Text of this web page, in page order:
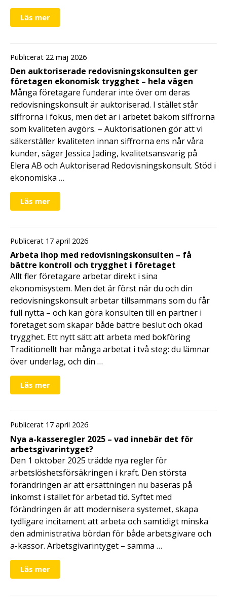
Läs mer
Publicerat 22 maj 2026
Den auktoriserade redovisningskonsulten ger
företagen ekonomisk trygghet – hela vägen
Många företagare funderar inte över om deras
redovisningskonsult är auktoriserad. I stället står
siffrorna i fokus, men det är i arbetet bakom siffrorna
som kvaliteten avgörs. – Auktorisationen gör att vi
säkerställer kvaliteten innan siffrorna ens når våra
kunder, säger Jessica Jading, kvalitetsansvarig på
Elera AB och Auktoriserad Redovisningskonsult. Stöd i
ekonomiska …
Läs mer
Publicerat 17 april 2026
Arbeta ihop med redovisningskonsulten – få
bättre kontroll och trygghet i företaget
Allt fler företagare arbetar direkt i sina
ekonomisystem. Men det är först när du och din
redovisningskonsult arbetar tillsammans som du får
full nytta – och kan göra konsulten till en partner i
företaget som skapar både bättre beslut och ökad
trygghet. Ett nytt sätt att arbeta med bokföring
Traditionellt har många arbetat i två steg: du lämnar
över underlag, och din …
Läs mer
Publicerat 17 april 2026
Nya a-kasseregler 2025 – vad innebär det för
arbetsgivarintyget?
Den 1 oktober 2025 trädde nya regler för
arbetslöshetsförsäkringen i kraft. Den största
förändringen är att ersättningen nu baseras på
inkomst i stället för arbetad tid. Syftet med
förändringen är att modernisera systemet, skapa
tydligare incitament att arbeta och samtidigt minska
den administrativa bördan för både arbetsgivare och
a-kassor. Arbetsgivarintyget – samma …
Läs mer